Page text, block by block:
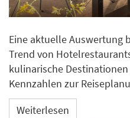
Eine aktuelle Auswertung
Trend von
kulinarische
Kennzahlen zur
Weiterlesen